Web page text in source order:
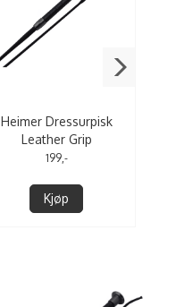
Heimer Dressurpisk
Leather Grip
199,-
Kjøp